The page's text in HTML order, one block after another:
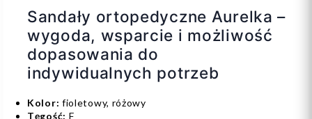
Sandały ortopedyczne Aurelka –
wygoda, wsparcie i możliwość
dopasowania do
indywidualnych potrzeb
Kolor: fioletowy, różowy
Tęgość: F